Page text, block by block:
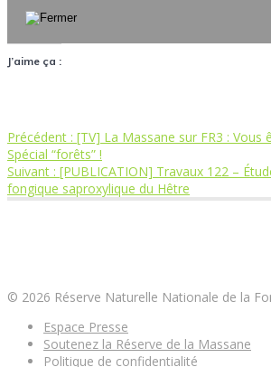
J’aime ça :
Navigation
de
Précédent : Article
précédent
:
[TV] La Massane sur FR3 : Vous
Spécial “forêts” !
Suivant : Article
suivant
[PUBLICATION] Travaux 122 –
fongique saproxylique du Hêtre
© 2026 Réserve Naturelle Nationale de la
Espace Presse
Soutenez la Réserve de la Massane
Politique de confidentialité